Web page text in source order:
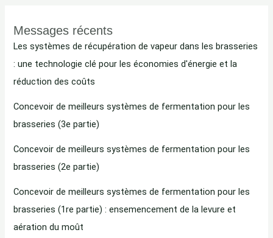
Messages récents
Les systèmes de récupération de vapeur dans les brasseries
: une technologie clé pour les économies d'énergie et la
réduction des coûts
Concevoir de meilleurs systèmes de fermentation pour les
brasseries (3e partie)
Concevoir de meilleurs systèmes de fermentation pour les
brasseries (2e partie)
Concevoir de meilleurs systèmes de fermentation pour les
brasseries (1re partie) : ensemencement de la levure et
aération du moût